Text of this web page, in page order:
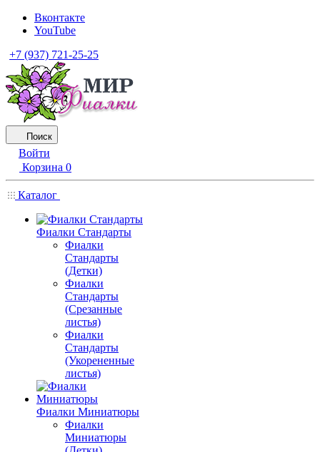
Вконтакте
YouTube
+7 (937) 721-25-25
Поиск
Войти
Корзина 0
Каталог
Фиалки Стандарты
Фиалки
Стандарты
(Детки)
Фиалки
Стандарты
(Срезанные
листья)
Фиалки
Стандарты
(Укорененные
листья)
Фиалки Миниатюры
Фиалки
Миниатюры